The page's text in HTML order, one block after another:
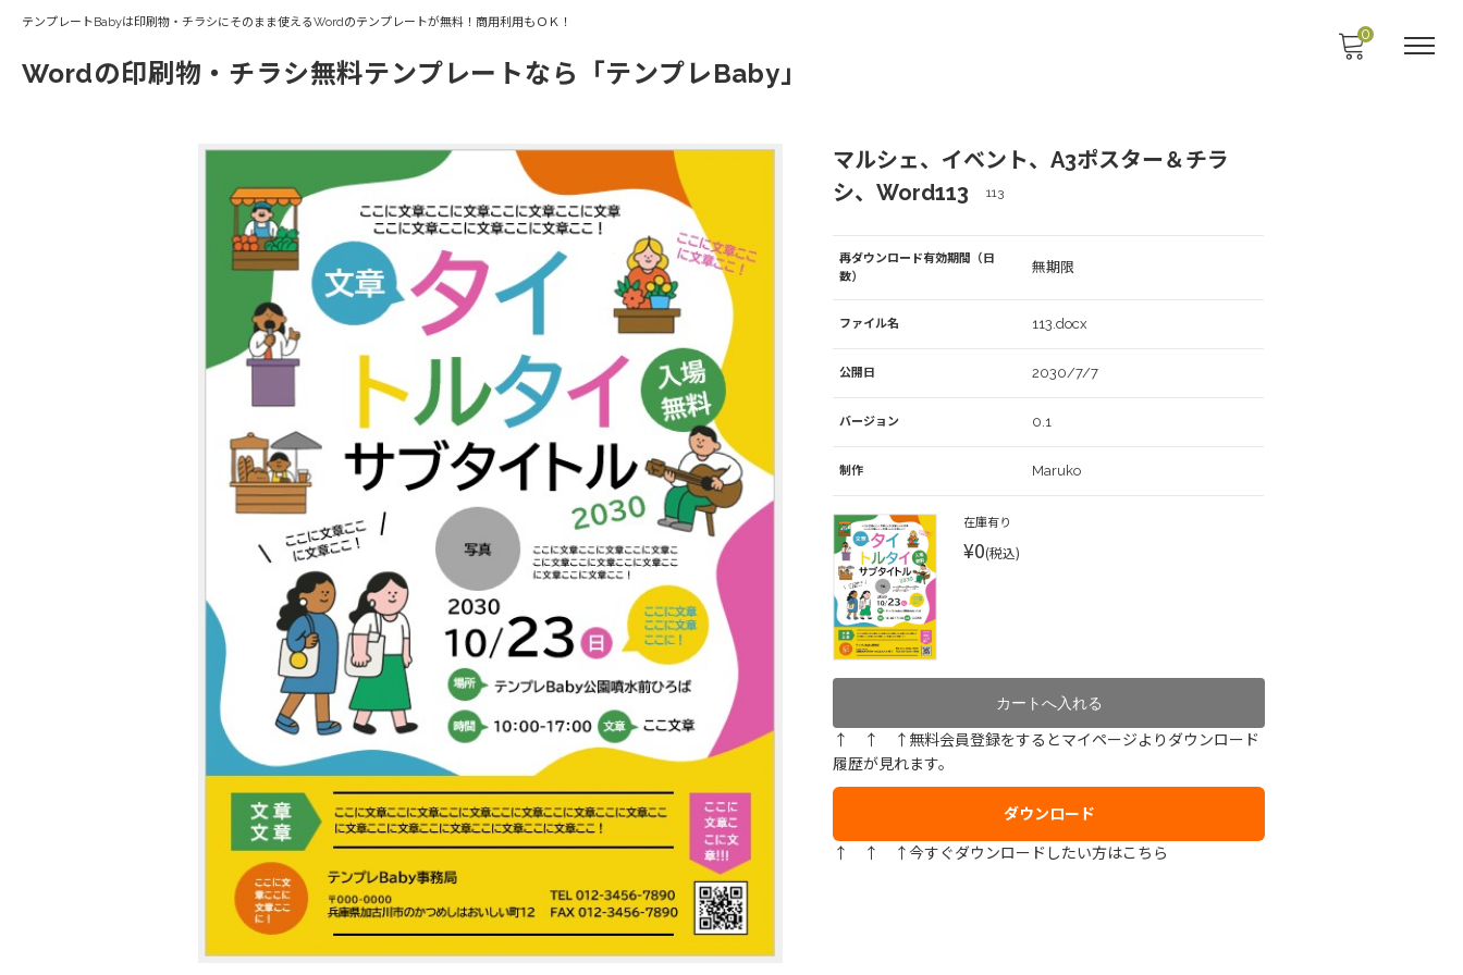
テンプレートBabyは印刷物・チラシにそのまま使えるWordのテンプレートが無料！商用利用もＯＫ！
Wordの印刷物・チラシ無料テンプレートなら「テンプレBaby」
0
マルシェ、イベント、A3ポスター＆チラ
シ、Word113
113
再ダウンロード有効期間（日
数）
無期限
ファイル名 113.docx
公開日 2030/7/7
バージョン 0.1
制作 Maruko
在庫有り
¥0(税込)
↑ ↑ ↑無料会員登録をするとマイページよりダウンロード
履歴が見れます。
ダウンロード
↑ ↑ ↑今すぐダウンロードしたい方はこちら